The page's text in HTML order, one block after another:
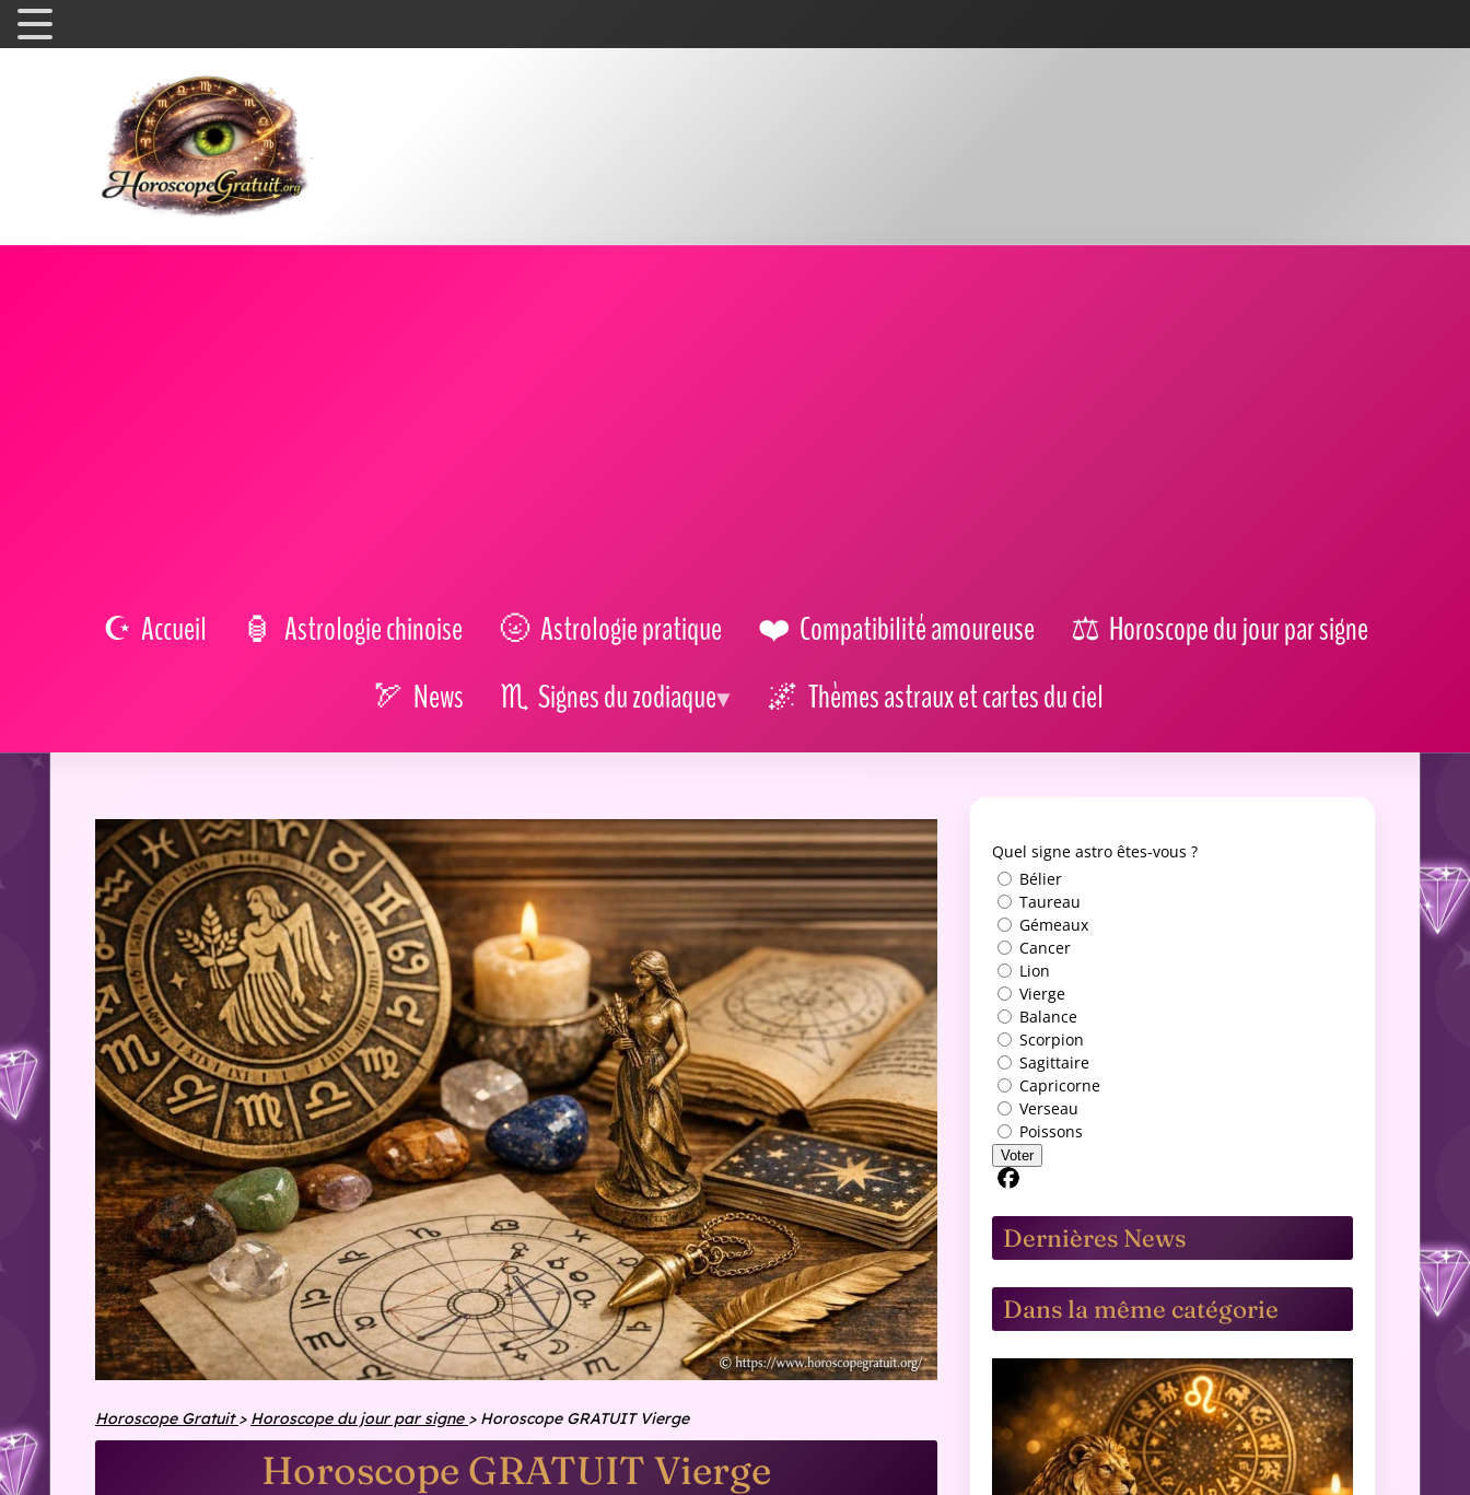
Accueil Astrologie chinoise Astrologie pratique Compatibilité amoureuse
Horoscope du jour par signe
News
Signes du zodiaque Thèmes astraux et cartes du ciel
Horoscope Gratuit > Horoscope du jour par signe > Horoscope GRATUIT Vierge
Horoscope GRATUIT Vierge
Quel signe astro êtes-vous ?
Bélier
Taureau
Gémeaux
Cancer
Lion
Vierge
Balance
Scorpion
Sagittaire
Capricorne
Verseau
Poissons
Voter
Dernières News
Dans la même catégorie